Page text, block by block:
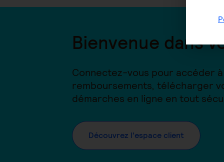
Bienvenue dans
Connectez-vous pour accéder
remboursements, télécharger
démarches en ligne en tout
Découvrez l'espace client